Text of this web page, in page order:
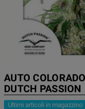
AUTO
DUTCH PASSION
Ultimi articoli in magazzino